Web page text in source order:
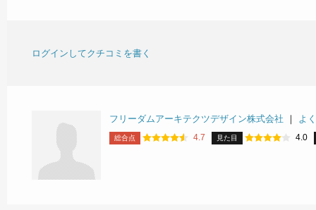
ログインしてクチコミを書く
フリーダムアーキテクツデザイン株式会社 ｜ よ
総合点 4.7 見た目 4.0